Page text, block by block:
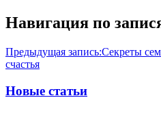
Навигация по
Предыдущая запись:Секреты
счастья
Новые статьи